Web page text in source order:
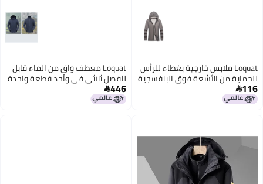
7
Loquat ملابس خارجية بغطاء للرأس
للحماية من الأشعة فوق البنفسجية
والشمس
116
6
Loquat معطف واقٍ من الماء قابل
للفصل ثلاثي في واحد قطعة واحدة
1 قطعة 446